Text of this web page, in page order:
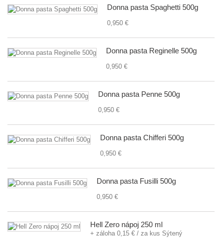
Donna pasta Spaghetti 500g
0,950 €
Donna pasta Reginelle 500g
0,950 €
Donna pasta Penne 500g
0,950 €
Donna pasta Chifferi 500g
0,950 €
Donna pasta Fusilli 500g
0,950 €
Hell Zero nápoj 250 ml
+ záloha 0,15 € / za kus Sýtený